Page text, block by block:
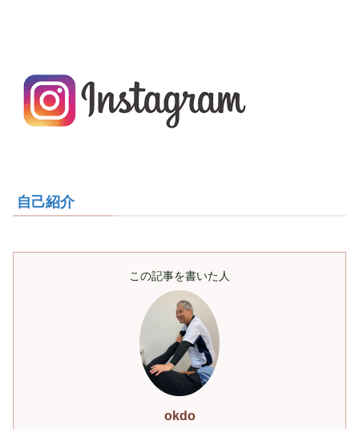
自己紹介
この記事を書いた人
okdo